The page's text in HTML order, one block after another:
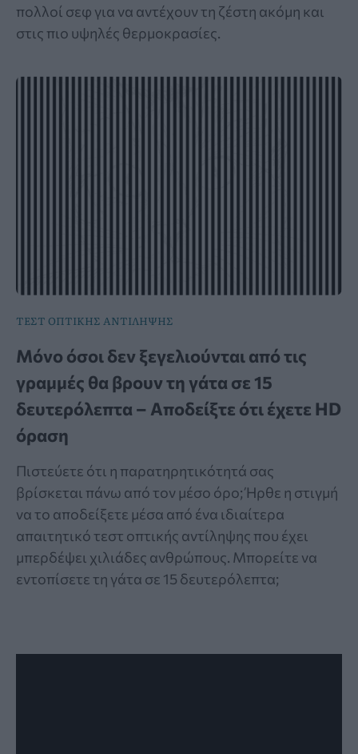
πολλοί σεφ για να αντέχουν τη ζέστη ακόμη και
στις πιο υψηλές θερμοκρασίες.
ΤΕΣΤ ΟΠΤΙΚΗΣ ΑΝΤΙΛΗΨΗΣ
Μόνο όσοι δεν ξεγελιούνται από τις
γραμμές θα βρουν τη γάτα σε 15
δευτερόλεπτα – Αποδείξτε ότι έχετε HD
όραση
Πιστεύετε ότι η παρατηρητικότητά σας
βρίσκεται πάνω από τον μέσο όρο; Ήρθε η στιγμή
να το αποδείξετε μέσα από ένα ιδιαίτερα
απαιτητικό τεστ οπτικής αντίληψης που έχει
μπερδέψει χιλιάδες ανθρώπους. Μπορείτε να
εντοπίσετε τη γάτα σε 15 δευτερόλεπτα;